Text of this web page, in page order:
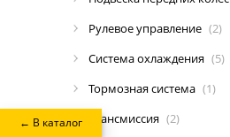
← В каталог
Рулевое управление (2)
Система охлаждения (5)
Тормозная система (1)
Трансмиссия (2)